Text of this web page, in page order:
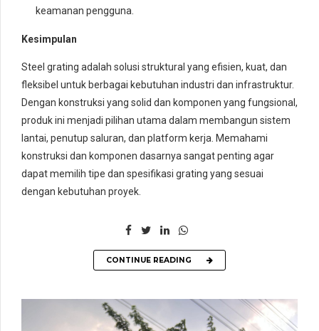
keamanan pengguna.
Kesimpulan
Steel grating adalah solusi struktural yang efisien, kuat, dan
fleksibel untuk berbagai kebutuhan industri dan infrastruktur.
Dengan konstruksi yang solid dan komponen yang fungsional,
produk ini menjadi pilihan utama dalam membangun sistem
lantai, penutup saluran, dan platform kerja. Memahami
konstruksi dan komponen dasarnya sangat penting agar
dapat memilih tipe dan spesifikasi grating yang sesuai
dengan kebutuhan proyek.
CONTINUE READING